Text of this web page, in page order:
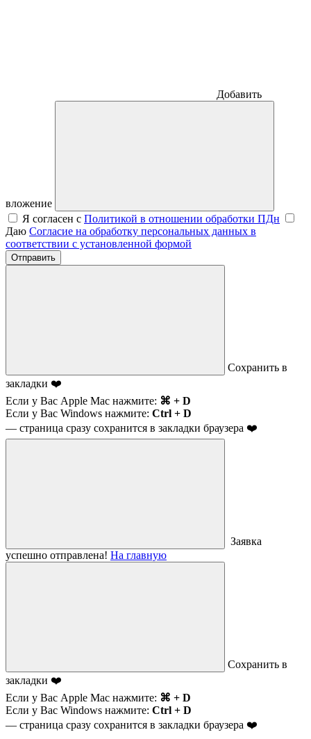
Добавить
вложение
Я согласен с Политикой в отношении обработки ПДн
Даю Согласие на обработку персональных данных в
соответствии с установленной формой
Отправить
Сохранить в
закладки ❤️
Если у Вас Apple Mac нажмите: ⌘ + D
Если у Вас Windows нажмите: Ctrl + D
— страница сразу сохранится в закладки браузера ❤️
Заявка
успешно отправлена! На главную
Сохранить в
закладки ❤️
Если у Вас Apple Mac нажмите: ⌘ + D
Если у Вас Windows нажмите: Ctrl + D
— страница сразу сохранится в закладки браузера ❤️